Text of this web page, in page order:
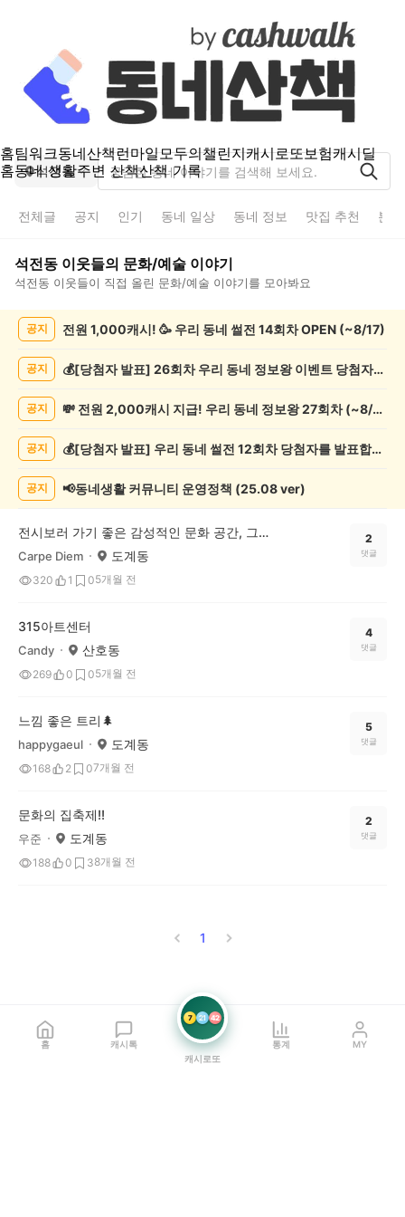
홈팀워크동네산책런마일모두의챌린지캐시로또보험캐시딜
홈동네 생활주변 산책산책 기록
석전동
전체글 공지 인기 동네 일상 동네 정보 맛집 추천 분
석전동 이웃들의 문화/예술 이야기
석전동 이웃들이 직접 올린 문화/예술 이야기를 모아봐요
록
공지 전원 1,000캐시! 🥳 우리 동네 썰전 14회차 OPEN (~8/17)
공지 💰[당첨자 발표] 26회차 우리 동네 정보왕 이벤트 당첨자를 발표합니다!
공지 💸 전원 2,000캐시 지급! 우리 동네 정보왕 27회차 (~8/10)
공지 💰[당첨자 발표] 우리 동네 썰전 12회차 당첨자를 발표합니다!
공지 📢동네생활 커뮤니티 운영정책 (25.08 ver)
전시보러 가기 좋은 감성적인 문화 공간, 그라운드 시소
Carpe Diem 도계동
320 1 05개월 전
2
댓글
315아트센터
Candy 산호동
269 0 05개월 전
4
댓글
느낌 좋은 트리🌲
happygaeul 도계동
168 2 07개월 전
5
댓글
문화의 집축제!!
우준 도계동
188 0 38개월 전
2
댓글
1
홈 캐시톡
7 21 42
캐시로또
통계 MY